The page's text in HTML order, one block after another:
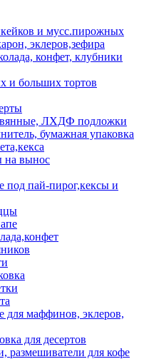
и мусс.пирожных
эклеров,зефира
конфет, клубники
и больших тортов
ЛХДФ подложки
бумажная упаковка
на вынос
пай-пирог,кексы и
маффинов, эклеров,
для десертов
размешиватели для кофе